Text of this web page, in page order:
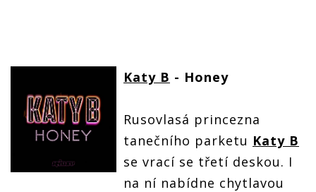
Katy B - Honey
Rusovlasá princezna
tanečního parketu Katy B
se vrací se třetí deskou. I
na ní nabídne chytlavou